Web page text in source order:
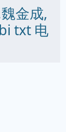
金成,
txt 电